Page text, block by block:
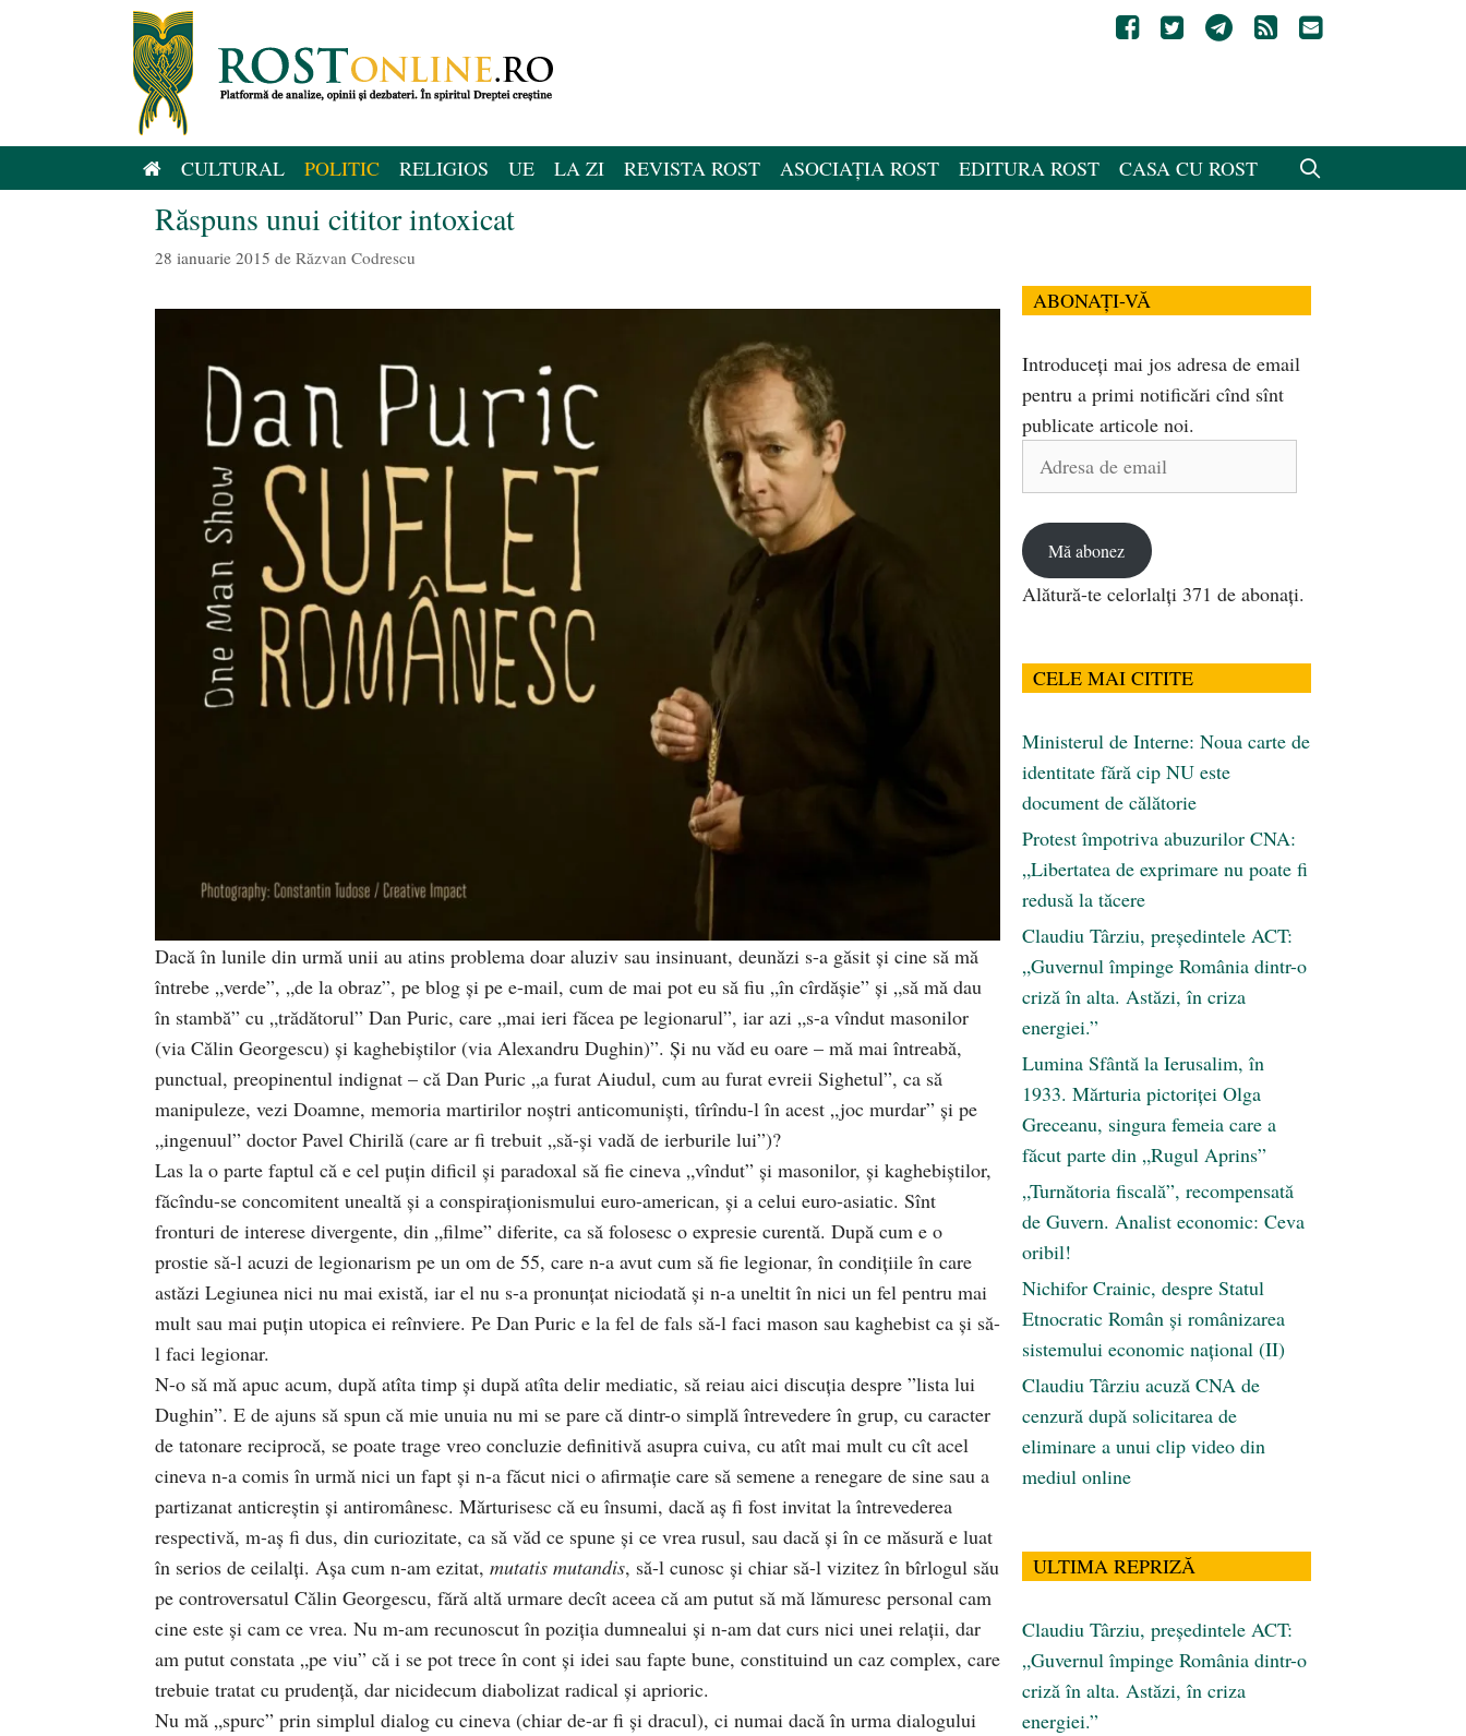
CULTURAL POLITIC RELIGIOS UE LA ZI REVISTA ROST ASOCIAȚIA ROST EDITURA ROST CASA CU ROST
Răspuns unui cititor intoxicat
28 ianuarie 2015 de Răzvan Codrescu
Dacă în lunile din urmă unii au atins problema doar aluziv sau insinuant, deunăzi s-a găsit și cine să mă
întrebe „verde”, „de la obraz”, pe blog și pe e-mail, cum de mai pot eu să fiu „în cîrdășie” și „să mă dau
în stambă” cu „trădătorul” Dan Puric, care „mai ieri făcea pe legionarul”, iar azi „s-a vîndut masonilor
(via Călin Georgescu) și kaghebiștilor (via Alexandru Dughin)”. Și nu văd eu oare – mă mai întreabă,
punctual, preopinentul indignat – că Dan Puric „a furat Aiudul, cum au furat evreii Sighetul”, ca să
manipuleze, vezi Doamne, memoria martirilor noștri anticomuniști, tîrîndu-l în acest „joc murdar” și pe
„ingenuul” doctor Pavel Chirilă (care ar fi trebuit „să-și vadă de ierburile lui”)?
Las la o parte faptul că e cel puțin dificil și paradoxal să fie cineva „vîndut” și masonilor, și kaghebiștilor,
făcîndu-se concomitent unealtă și a conspiraționismului euro-american, și a celui euro-asiatic. Sînt
fronturi de interese divergente, din „filme” diferite, ca să folosesc o expresie curentă. După cum e o
prostie să-l acuzi de legionarism pe un om de 55, care n-a avut cum să fie legionar, în condițiile în care
astăzi Legiunea nici nu mai există, iar el nu s-a pronunțat niciodată și n-a uneltit în nici un fel pentru mai
mult sau mai puțin utopica ei reînviere. Pe Dan Puric e la fel de fals să-l faci mason sau kaghebist ca și să-
l faci legionar.
N-o să mă apuc acum, după atîta timp și după atîta delir mediatic, să reiau aici discuția despre ”lista lui
Dughin”. E de ajuns să spun că mie unuia nu mi se pare că dintr-o simplă întrevedere în grup, cu caracter
de tatonare reciprocă, se poate trage vreo concluzie definitivă asupra cuiva, cu atît mai mult cu cît acel
cineva n-a comis în urmă nici un fapt și n-a făcut nici o afirmație care să semene a renegare de sine sau a
partizanat anticreștin și antiromânesc. Mărturisesc că eu însumi, dacă aș fi fost invitat la întrevederea
respectivă, m-aș fi dus, din curiozitate, ca să văd ce spune și ce vrea rusul, sau dacă și în ce măsură e luat
în serios de ceilalți. Așa cum n-am ezitat, mutatis mutandis, să-l cunosc și chiar să-l vizitez în bîrlogul său
pe controversatul Călin Georgescu, fără altă urmare decît aceea că am putut să mă lămuresc personal cam
cine este și cam ce vrea. Nu m-am recunoscut în poziția dumnealui și n-am dat curs nici unei relații, dar
am putut constata „pe viu” că i se pot trece în cont și idei sau fapte bune, constituind un caz complex, care
trebuie tratat cu prudență, dar nicidecum diabolizat radical și aprioric.
Nu mă „spurc” prin simplul dialog cu cineva (chiar de-ar fi și dracul), ci numai dacă în urma dialogului
ABONAȚI-VĂ
Introduceți mai jos adresa de email
pentru a primi notificări cînd sînt
publicate articole noi.
Adresa
Mă abonez
Alătură-te celorlalți 371 de abonați.
CELE MAI CITITE
Ministerul de Interne: Noua carte de
identitate fără cip NU este
document de călătorie
Protest împotriva abuzurilor CNA:
„Libertatea de exprimare nu poate fi
redusă la tăcere
Claudiu Târziu, președintele ACT:
„Guvernul împinge România dintr-o
criză în alta. Astăzi, în criza
energiei.”
Lumina Sfântă la Ierusalim, în
1933. Mărturia pictoriței Olga
Greceanu, singura femeia care a
făcut parte din „Rugul Aprins”
„Turnătoria fiscală”, recompensată
de Guvern. Analist economic: Ceva
oribil!
Nichifor Crainic, despre Statul
Etnocratic Român şi românizarea
sistemului economic naţional (II)
Claudiu Târziu acuză CNA de
cenzură după solicitarea de
eliminare a unui clip video din
mediul online
ULTIMA REPRIZĂ
Claudiu Târziu, președintele ACT:
„Guvernul împinge România dintr-o
criză în alta. Astăzi, în criza
energiei.”